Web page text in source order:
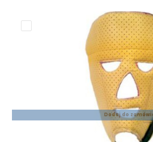
Dodaj do